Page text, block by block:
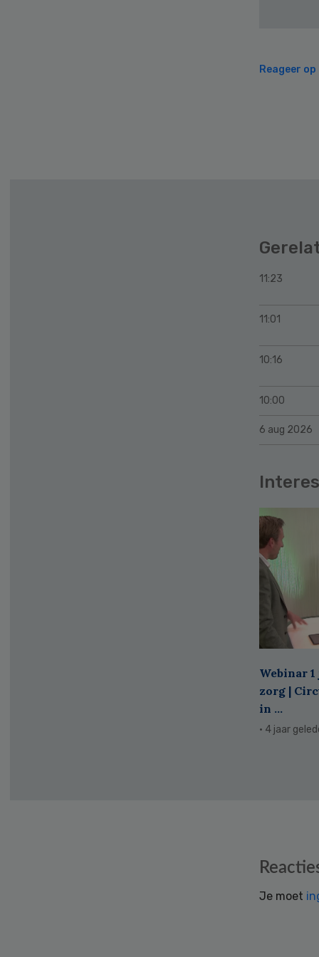
Reageer
11:23
11:01
10:16
10:00
6 aug 2026
Webinar
zorg |
in ...
· 4 jaar
Je moet